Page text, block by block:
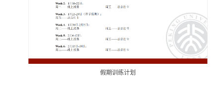
假期训练计划